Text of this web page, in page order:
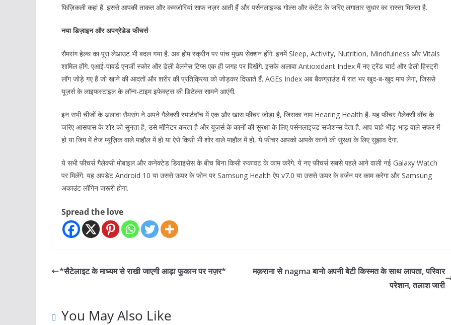
फिज़िकली कहां हैं. इससे आपकी ताकत और कमजोरियां साफ नज़र आती हैं और पर्सनलाइज्ड गोल्स और कंटेंट के जरिए लगातार सुधार का रास्ता मिलता है.
नया डिज़ाइन और अपग्रेडेड फीचर्स
सैमसंग हेल्थ का पूरा लेआउट भी बदल गया है. अब होम स्क्रीन पर पांच मुख्य सेक्शन होंगे. इनमें Sleep, Activity, Nutrition, Mindfulness और Vitals
शामिल होंगे. एआई-पावर्ड एनर्जी स्कोर और डेली वेलनेस टिप्स एक ही जगह पर दिखेंगे. इसके अलावा Antioxidant Index में नए ट्रेंड चार्ट और डेली हिस्ट्री
लॉग जोड़े गए हैं जो खाने की आदतों और शरीर की प्रतिक्रिया को जोड़कर दिखाते हैं. AGEs Index अब बैकग्राउंड में रात भर खुद-ब-खुद माप लेगा, जिससे
यूज़र्स के लाइफस्टाइल के लॉन्ग-टाइम इफेक्ट्स की डिटेल्स सामने आएंगी.
इन सभी चीजों के अलावा सैमसंग ने अपने गैलेक्सी स्मार्टवॉच में एक और खास फीचर जोड़ा है, जिसका नाम Hearing Health है. यह फीचर गैलेक्सी वॉच के
जरिए आसपास के शोर को सुनता है, उसे मॉनिटर करता है और यूज़र्स के कानों की सुरक्षा के लिए पर्सनलाइज्ड सजेशन्स देता है. आप चाहे भीड़-भाड़ वाले सफर में
हो या जिम में तेज म्यूज़िक वाले माहौल में हो या ऐसे किसी भी शोर वाले माहौल में हो, ये फीचर आपको आपके कानों की सुरक्षा के लिए सुझाव देगा.
ये सभी फीचर्स गैलेक्सी मोबाइल और कनेक्टेड डिवाइसेस के बीच बिना किसी रुकावट के काम करेंगे. ये नए फीचर्स सबसे पहले आने वाली नई Galaxy Watch
पर मिलेंगे. यह अपडेट Android 10 या उससे ऊपर के फोन पर Samsung Health ऐप v7.0 या उससे ऊपर के वर्जन पर काम करेगा और Samsung
अकाउंट लॉगिन जरूरी होगा.
Spread the love
*सैटेलाइट के माध्यम से राखी जाएगी आड़ा फुकान पर नज़र*
मक़राना से nagma बानो अपनी बेटी किस्मत के साथ लापता, परिवार
परेशान, तलाश जारी
You May Also Like